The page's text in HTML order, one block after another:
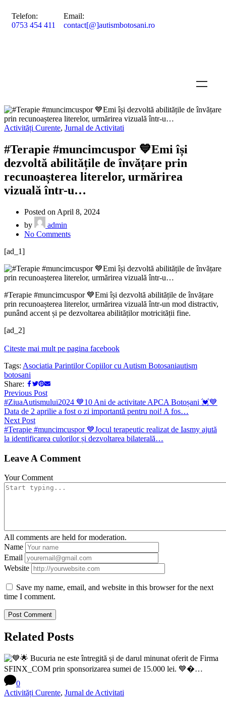
Telefon:
0753 454 411
Email:
contact[@]autismbotosani.ro
Activități Curente, Jurnal de Activitati
#Terapie #muncimcuspor 💙Emi își
dezvoltă abilitățile de învățare prin
recunoașterea literelor, urmărirea
vizuală într-u…
Posted on April 8, 2024
by
admin
No Comments
[ad_1]
#Terapie #muncimcuspor 💙Emi își dezvoltă abilitățile de învățare
prin recunoașterea literelor, urmărirea vizuală într-un mod distractiv,
punând accent și pe dezvoltarea abilităților motricității fine.
[ad_2]
Citeste mai mult pe pagina facebook
Tags: Asociatia Parintilor Copiilor cu Autism Botosaniautism
botosani
Share:
Previous Post
#ZiuaAutismului2024 💙10 Ani de activitate APCA Botoșani 💓💙
Data de 2 aprilie a fost o zi importantă pentru noi! A fos…
Next Post
#Terapie #muncimcuspor 💙Jocul terapeutic realizat de Iasmy ajută
la identificarea culorilor și dezvoltarea bilaterală…
Leave A Comment
Your Comment
All comments are held for moderation.
Name
Email
Website
Save my name, email, and website in this browser for the next
time I comment.
Related Posts
0
Activități Curente, Jurnal de Activitati